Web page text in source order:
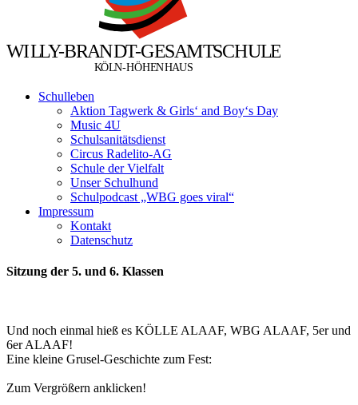
WILLY-BRANDT-GESAMTSCHULE
KÖLN-HÖHENHAUS
Schulleben
Aktion Tagwerk & Girls‘ and Boy‘s Day
Music 4U
Schulsanitätsdienst
Circus Radelito-AG
Schule der Vielfalt
Unser Schulhund
Schulpodcast „WBG goes viral“
Impressum
Kontakt
Datenschutz
Sitzung der 5. und 6. Klassen
Und noch einmal hieß es KÖLLE ALAAF, WBG ALAAF, 5er und
6er ALAAF!
Eine kleine Grusel-Geschichte zum Fest:
Zum Vergrößern anklicken!